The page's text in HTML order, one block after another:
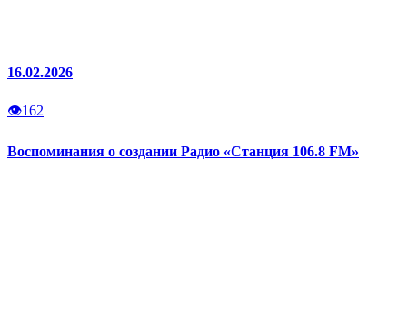
16.02.2026
👁162
Воспоминания о создании Радио «Станция 106.8 FM»